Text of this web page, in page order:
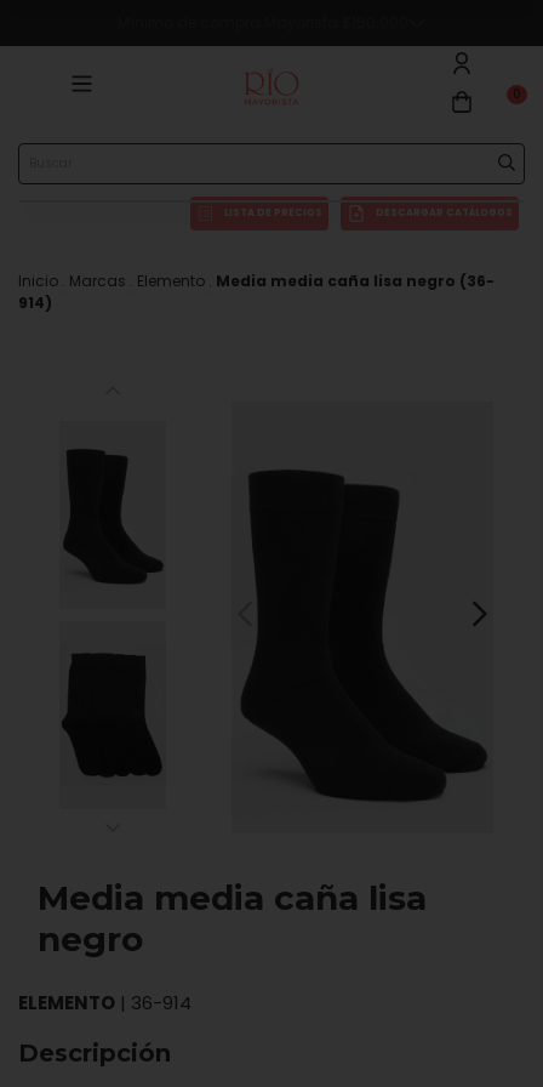
🔥5% OFF en compras superiores a $290.000 en efectivo o transferencia
0
LISTA DE PRECIOS DESCARGAR CATÁLOGOS
Inicio . Marcas . Elemento . Media media caña lisa negro (36-
914)
Media media caña lisa
negro
ELEMENTO | 36-914
Descripción